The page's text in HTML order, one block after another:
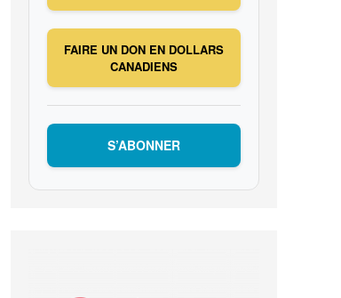
FAIRE UN DON EN DOLLARS
CANADIENS
S’ABONNER